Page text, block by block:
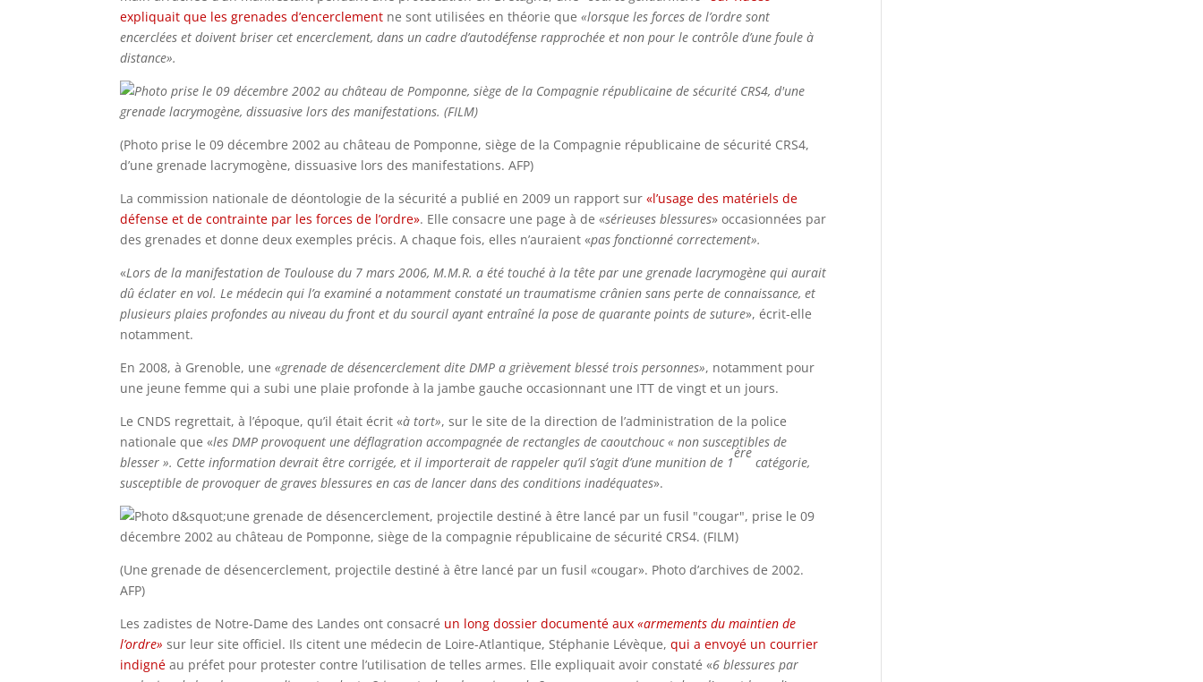
expliquait que les grenades d’encerclement ne sont utilisées en théorie que «lorsque les forces de l’ordre sont
encerclées et doivent briser cet encerclement, dans un cadre d’autodéfense rapprochée et non pour le contrôle d’une foule à
distance».
(Photo prise le 09 décembre 2002 au château de Pomponne, siège de la Compagnie républicaine de sécurité CRS4,
d’une grenade lacrymogène, dissuasive lors des manifestations. AFP)
La commission nationale de déontologie de la sécurité a publié en 2009 un rapport sur«l’usage des matériels de
défense et de contrainte par les forces de l’ordre». Elle consacre une page à de «sérieuses blessures» occasionnées par
des grenades et donne deux exemples précis. A chaque fois, elles n’auraient «pas fonctionné correctement».
«Lors de la manifestation de Toulouse du 7 mars 2006, M.M.R. a été touché à la tête par une grenade lacrymogène qui aurait
dû éclater en vol. Le médecin qui l’a examiné a notamment constaté un traumatisme crânien sans perte de connaissance, et
plusieurs plaies profondes au niveau du front et du sourcil ayant entraîné la pose de quarante points de suture», écrit-elle
notamment.
En 2008, à Grenoble, une «grenade de désencerclement dite DMP a grièvement blessé trois personnes», notamment pour
une jeune femme qui a subi une plaie profonde à la jambe gauche occasionnant une ITT de vingt et un jours.
Le CNDS regrettait, à l’époque, qu’il était écrit «à tort», sur le site de la direction de l’administration de la police
nationale que «les DMP provoquent une déflagration accompagnée de rectangles de caoutchouc « non susceptibles de
blesser ». Cette information devrait être corrigée, et il importerait de rappeler qu’il s’agit d’une munition de 1
ère
catégorie,
susceptible de provoquer de graves blessures en cas de lancer dans des conditions inadéquates».
(Une grenade de désencerclement, projectile destiné à être lancé par un fusil «cougar». Photo d’archives de 2002.
AFP)
Les zadistes de Notre-Dame des Landes ont consacré un long dossier documenté aux«armements du maintien de
l’ordre» sur leur site officiel. Ils citent une médecin de Loire-Atlantique, Stéphanie Lévèque,qui a envoyé un courrier
indigné au préfet pour protester contre l’utilisation de telles armes. Elle expliquait avoir constaté «6 blessures par